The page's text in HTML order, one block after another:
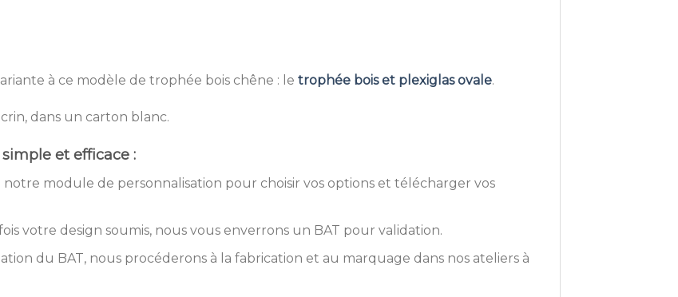
à ce modèle de trophée bois chêne : le trophée bois et plexiglas ovale.
dans un carton blanc.
et efficace :
notre module de personnalisation pour choisir vos options et télécharger vos
votre design soumis, nous vous enverrons un BAT pour validation.
du BAT, nous procéderons à la fabrication et au marquage dans nos ateliers à